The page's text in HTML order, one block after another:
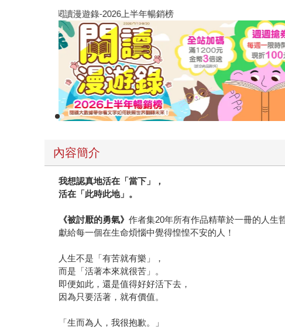
閱讀漫遊錄-2026上半年暢銷榜
內容簡介
我想認真地活在「當下」，
活在「此時此地」。
《被討厭的勇氣》作者集20年所有作品精華於一冊的人生
獻給每一個在生命煩惱中覺得惶惶不安的人！
人生不是「有苦就有樂」，
而是「活著本來就很苦」。
即便如此，還是值得好好活下去，
因為只要活著，就有價值。
「生而為人，我很抱歉。」